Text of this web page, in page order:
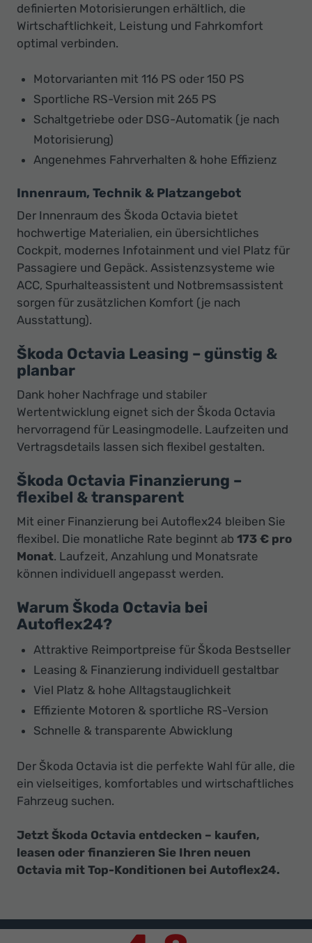
definierten Motorisierungen erhältlich, die
Wirtschaftlichkeit, Leistung und Fahrkomfort
optimal verbinden.
Motorvarianten mit 116 PS oder 150 PS
Sportliche RS-Version mit 265 PS
Schaltgetriebe oder DSG-Automatik (je nach
Motorisierung)
Angenehmes Fahrverhalten & hohe Effizienz
Innenraum, Technik & Platzangebot
Der Innenraum des Škoda Octavia bietet
hochwertige Materialien, ein übersichtliches
Cockpit, modernes Infotainment und viel Platz für
Passagiere und Gepäck. Assistenzsysteme wie
ACC, Spurhalteassistent und Notbremsassistent
sorgen für zusätzlichen Komfort (je nach
Ausstattung).
Škoda Octavia Leasing – günstig &
planbar
Dank hoher Nachfrage und stabiler
Wertentwicklung eignet sich der Škoda Octavia
hervorragend für Leasingmodelle. Laufzeiten und
Vertragsdetails lassen sich flexibel gestalten.
Škoda Octavia Finanzierung –
flexibel & transparent
Mit einer Finanzierung bei Autoflex24 bleiben Sie
flexibel. Die monatliche Rate beginnt ab 173 € pro
Monat. Laufzeit, Anzahlung und Monatsrate
können individuell angepasst werden.
Warum Škoda Octavia bei
Autoflex24?
Attraktive Reimportpreise für Škoda Bestseller
Leasing & Finanzierung individuell gestaltbar
Viel Platz & hohe Alltagstauglichkeit
Effiziente Motoren & sportliche RS-Version
Schnelle & transparente Abwicklung
Der Škoda Octavia ist die perfekte Wahl für alle, die
ein vielseitiges, komfortables und wirtschaftliches
Fahrzeug suchen.
Jetzt Škoda Octavia entdecken – kaufen,
leasen oder finanzieren Sie Ihren neuen
Octavia mit Top-Konditionen bei Autoflex24.